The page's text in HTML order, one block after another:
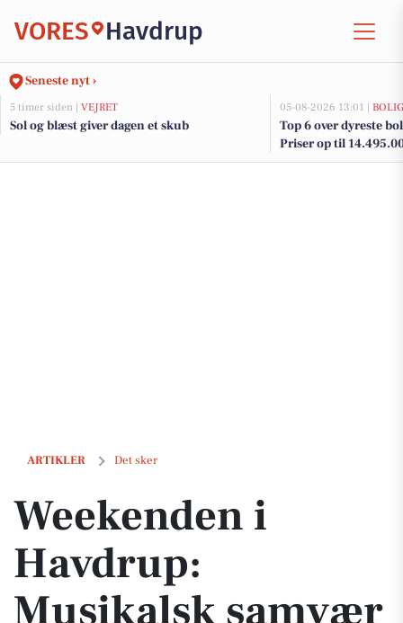
VORES Havdrup
Seneste nyt ›
5 timer siden | VEJRET
Sol og blæst giver dagen et skub
05-08-2026 13:01 |
Top 6 over dyreste
Priser op til
ARTIKLER Det sker
Weekenden i Havdrup: Musikalsk samvær og skovbadning
Weekenden i
Havdrup:
Musikalsk samvær